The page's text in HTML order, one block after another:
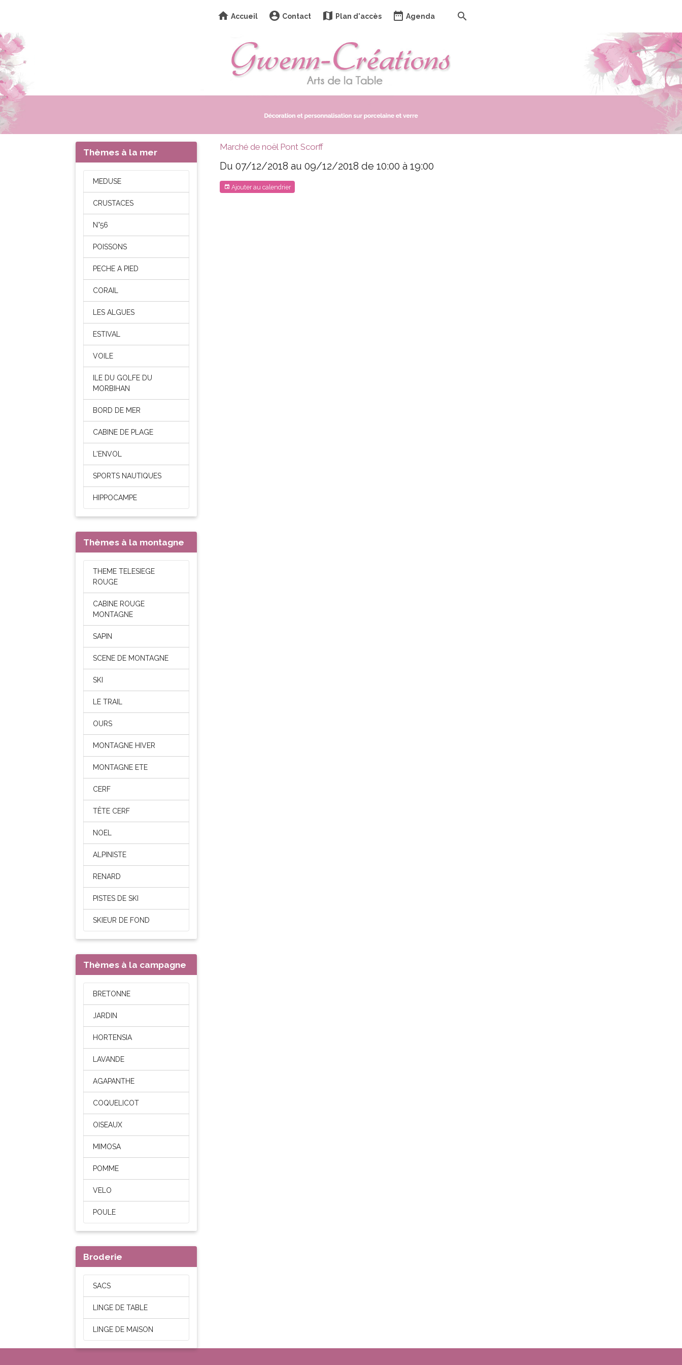
Accueil Contact Plan d'accès Agenda
Marché de noël Pont Scorff
Du 07/12/2018 au 09/12/2018 de 10:00 à 19:00
Ajouter au calendrier
Thèmes à la mer
MEDUSE
CRUSTACES
N°56
POISSONS
PECHE A PIED
CORAIL
LES ALGUES
ESTIVAL
VOILE
ILE DU GOLFE DU
MORBIHAN
BORD DE MER
CABINE DE PLAGE
L'ENVOL
SPORTS NAUTIQUES
HIPPOCAMPE
Thèmes à la montagne
THEME TELESIEGE
ROUGE
CABINE ROUGE
MONTAGNE
SAPIN
SCENE DE MONTAGNE
SKI
LE TRAIL
OURS
MONTAGNE HIVER
MONTAGNE ETE
CERF
TÊTE CERF
NOEL
ALPINISTE
RENARD
PISTES DE SKI
SKIEUR DE FOND
Thèmes à la campagne
BRETONNE
JARDIN
HORTENSIA
LAVANDE
AGAPANTHE
COQUELICOT
OISEAUX
MIMOSA
POMME
VELO
POULE
Broderie
SACS
LINGE DE TABLE
LINGE DE MAISON